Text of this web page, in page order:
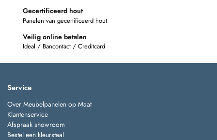
Gecertificeerd hout
Panelen van gecertificeerd hout
Veilig online betalen
Ideal / Bancontact / Creditcard
Service
Over Meubelpanelen op Maat
Klantenservice
Afspraak showroom
Bestel een kleurstaal